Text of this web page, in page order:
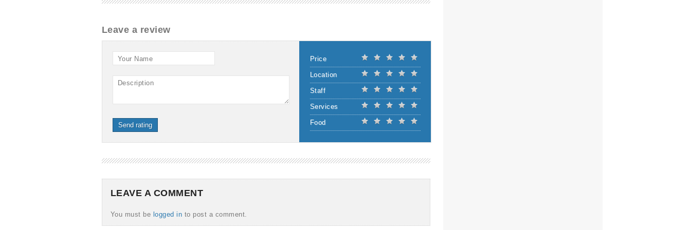
Leave a review
Your Name
Description
Send rating
Price
Location
Staff
Services
Food
Close Comments
LEAVE A COMMENT
You must be logged in to post a comment.